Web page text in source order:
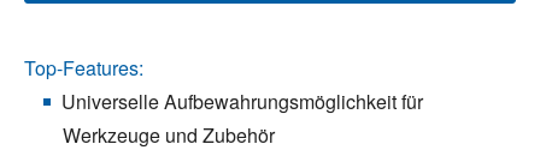
Top-Features:
Universelle Aufbewahrungsmöglichkeit für
Werkzeuge und Zubehör